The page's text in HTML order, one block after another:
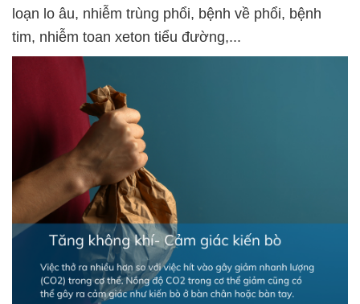
loạn lo âu, nhiễm trùng phổi, bệnh về phổi, bệnh
tim, nhiễm toan xeton tiểu đường,...